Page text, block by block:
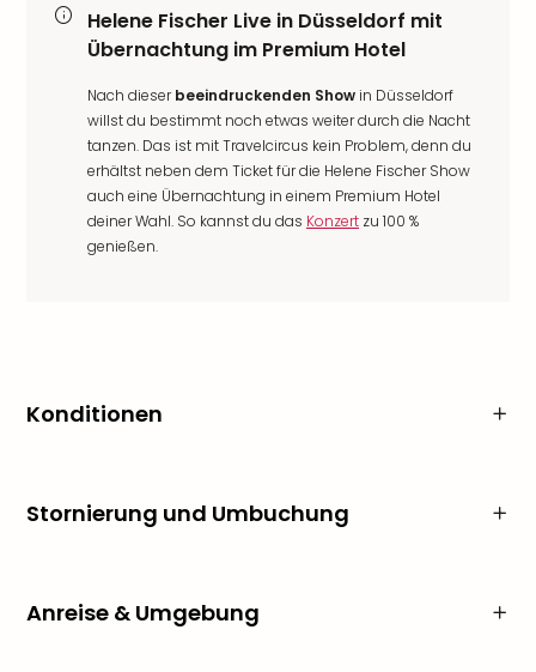
Helene Fischer Live in Düsseldorf mit
Übernachtung im Premium Hotel
Nach dieserbeeindruckenden Show in Düsseldorf
willst du bestimmt noch etwas weiter durch die Nacht
tanzen. Das ist mit Travelcircus kein Problem, denn du
erhältst neben dem Ticket für die Helene Fischer Show
auch eine Übernachtung in einem Premium Hotel
deiner Wahl. So kannst du das Konzert zu 100 %
genießen.
Konditionen
Stornierung und Umbuchung
Anreise & Umgebung